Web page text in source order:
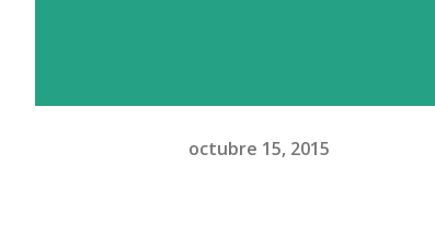
octubre 15, 2015